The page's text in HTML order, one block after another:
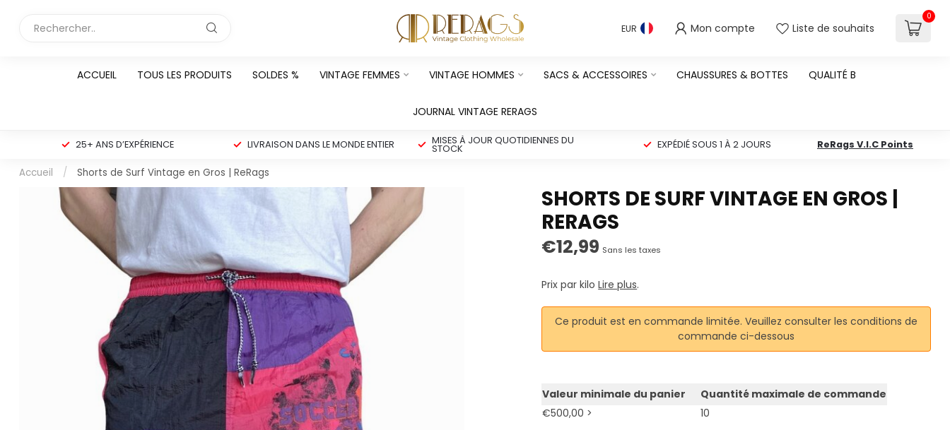
EUR Mon compte Liste de souhaits
0
ACCUEIL TOUS LES PRODUITS SOLDES % VINTAGE FEMMES VINTAGE HOMMES SACS & ACCESSOIRES CHAUSSURES & BOTTES QUALITÉ B
JOURNAL VINTAGE RERAGS
25+ ANS D’EXPÉRIENCE LIVRAISON DANS LE MONDE ENTIER MISES À JOUR QUOTIDIENNES DU
STOCK EXPÉDIÉ SOUS 1 À 2 JOURS ReRags V.I.C Points
Accueil / Shorts de Surf Vintage en Gros | ReRags
SHORTS DE SURF VINTAGE EN GROS |
RERAGS
€12,99 Sans les taxes
Prix par kiloLire plus.
Ce produit est en commande limitée. Veuillez consulter les conditions de
commande ci-dessous
Valeur minimale du panier
Quantité maximale de commande
€500,00 >
10